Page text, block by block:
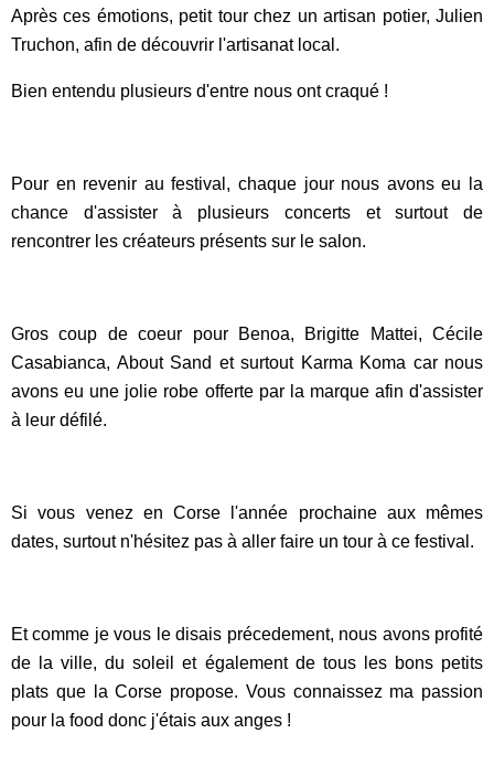
Après ces émotions, petit tour chez un artisan potier, Julien
Truchon, afin de découvrir l'artisanat local.
Bien entendu plusieurs d'entre nous ont craqué !
Pour en revenir au festival, chaque jour nous avons eu la
chance d'assister à plusieurs concerts et surtout de
rencontrer les créateurs présents sur le salon.
Gros coup de coeur pour Benoa, Brigitte Mattei, Cécile
Casabianca, About Sand et surtout Karma Koma car nous
avons eu une jolie robe offerte par la marque afin d'assister
à leur défilé.
Si vous venez en Corse l'année prochaine aux mêmes
dates, surtout n'hésitez pas à aller faire un tour à ce festival.
Et comme je vous le disais précedement, nous avons profité
de la ville, du soleil et également de tous les bons petits
plats que la Corse propose. Vous connaissez ma passion
pour la food donc j'étais aux anges !